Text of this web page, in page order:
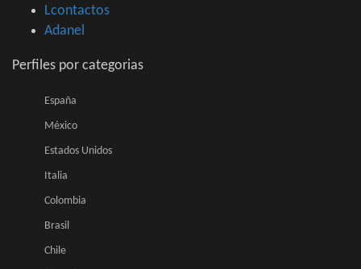
Lcontactos
Adanel
Perfiles por categorias
España
México
Estados Unidos
Italia
Colombia
Brasil
Chile